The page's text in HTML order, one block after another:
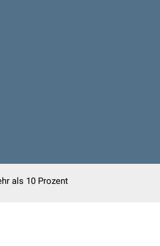
als 10 Prozent